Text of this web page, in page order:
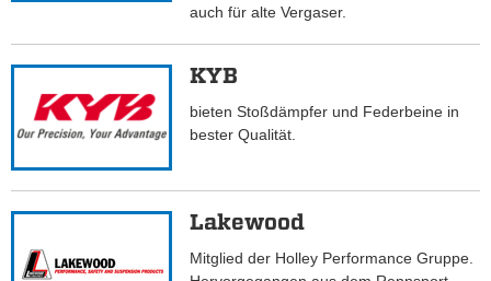
auch für alte Vergaser.
KYB
bieten Stoßdämpfer und Federbeine in
bester Qualität.
Lakewood
Mitglied der Holley Performance Gruppe.